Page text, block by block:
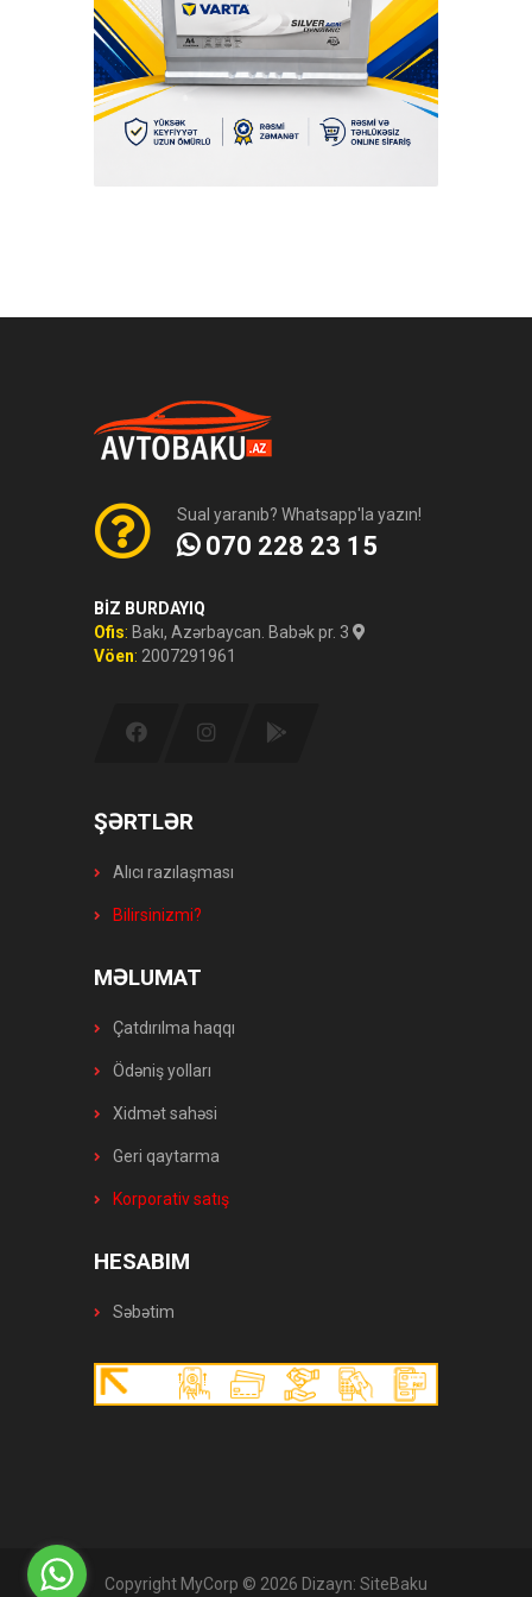
Sual yaranıb? Whatsapp'la yazın!
070 228 23 15
BİZ BURDAYIQ
Ofis: Bakı, Azərbaycan. Babək pr. 3
Vöen: 2007291961
ŞƏRTLƏR
Alıcı razılaşması
Bilirsinizmi?
MƏLUMAT
Çatdırılma haqqı
Ödəniş yolları
Xidmət sahəsi
Geri qaytarma
Korporativ satış
HESABIM
Səbətim
Copyright MyCorp © 2026 Dizayn: SiteBaku